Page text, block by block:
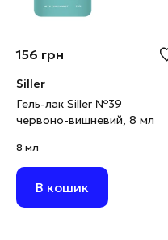
156 грн
Siller
Гель-лак Siller №39
червоно-вишневий, 8 мл
8 мл
В кошик